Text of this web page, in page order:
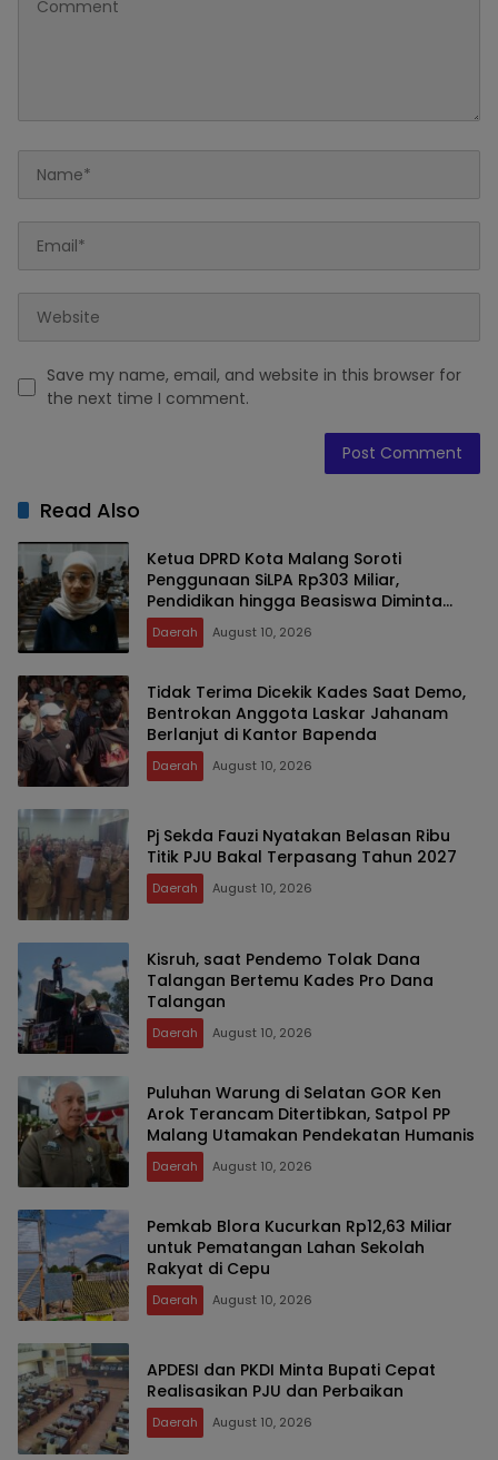
Save my name, email, and website in this browser for
the next time I comment.
Read Also
Ketua DPRD Kota Malang Soroti
Penggunaan SiLPA Rp303 Miliar,
Pendidikan hingga Beasiswa Diminta
Lebih Tepat Sasaran
Daerah August 10, 2026
Tidak Terima Dicekik Kades Saat Demo,
Bentrokan Anggota Laskar Jahanam
Berlanjut di Kantor Bapenda
Daerah August 10, 2026
Pj Sekda Fauzi Nyatakan Belasan Ribu
Titik PJU Bakal Terpasang Tahun 2027
Daerah August 10, 2026
Kisruh, saat Pendemo Tolak Dana
Talangan Bertemu Kades Pro Dana
Talangan
Daerah August 10, 2026
Puluhan Warung di Selatan GOR Ken
Arok Terancam Ditertibkan, Satpol PP
Malang Utamakan Pendekatan Humanis
Daerah August 10, 2026
Pemkab Blora Kucurkan Rp12,63 Miliar
untuk Pematangan Lahan Sekolah
Rakyat di Cepu
Daerah August 10, 2026
APDESI dan PKDI Minta Bupati Cepat
Realisasikan PJU dan Perbaikan
Daerah August 10, 2026